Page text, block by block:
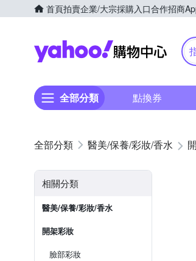
首頁拍賣企業/大宗採購入口合作招商
全部分類 點換券
醫美/保養/彩妝/香水
相關分類
醫美/保養/彩妝/香水
開架彩妝
臉部彩妝